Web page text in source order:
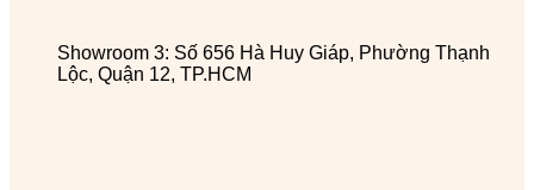
Showroom 3: Số 656 Hà Huy Giáp, Phường Thạnh
Lộc, Quận 12, TP.HCM